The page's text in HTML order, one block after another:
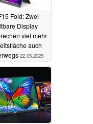
Fold: Zwei
Display
viel mehr
auch
22.05.2025